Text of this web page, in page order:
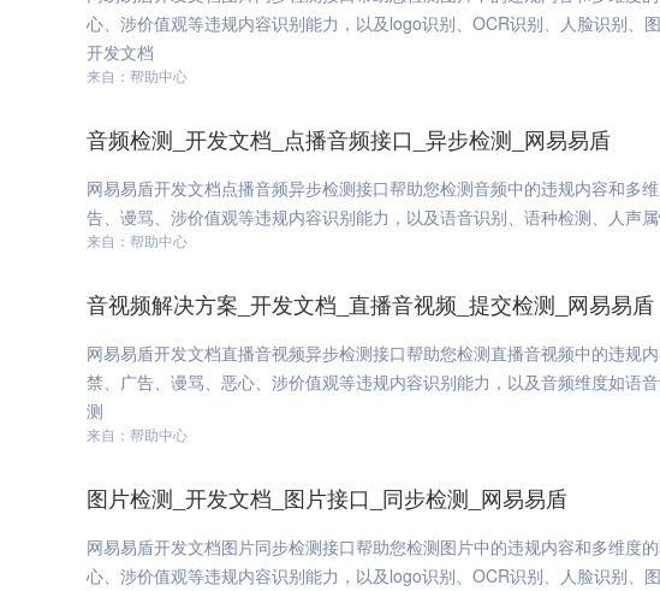
心、涉价值观等违规内容识别能力，以及logo识别、OCR识别、人脸识别、
开发文档
来自：帮助中心
音频检测_开发文档_点播音频接口_异步检测_网易易盾
网易易盾开发文档点播音频异步检测接口帮助您检测音频中的违规内容和多
告、谩骂、涉价值观等违规内容识别能力，以及语音识别、语种检测、人声
来自：帮助中心
音视频解决方案_开发文档_直播音视频_提交检测_网易易盾
网易易盾开发文档直播音视频异步检测接口帮助您检测直播音视频中的违规
禁、广告、谩骂、恶心、涉价值观等违规内容识别能力，以及音频维度如语
测
来自：帮助中心
图片检测_开发文档_图片接口_同步检测_网易易盾
网易易盾开发文档图片同步检测接口帮助您检测图片中的违规内容和多维度
心、涉价值观等违规内容识别能力，以及logo识别、OCR识别、人脸识别、